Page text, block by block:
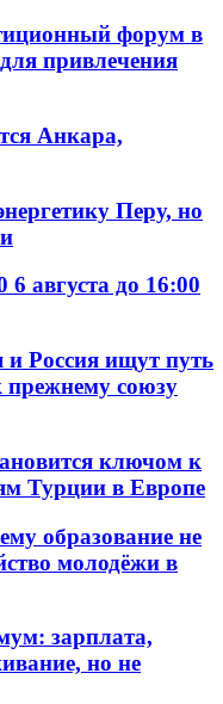
форум в
привлечения
Анкара,
Перу, но
августа до 16:00
Россия ищут путь
прежнему союзу
ключом к
Турции в Европе
образование не
молодёжи в
зарплата,
но не